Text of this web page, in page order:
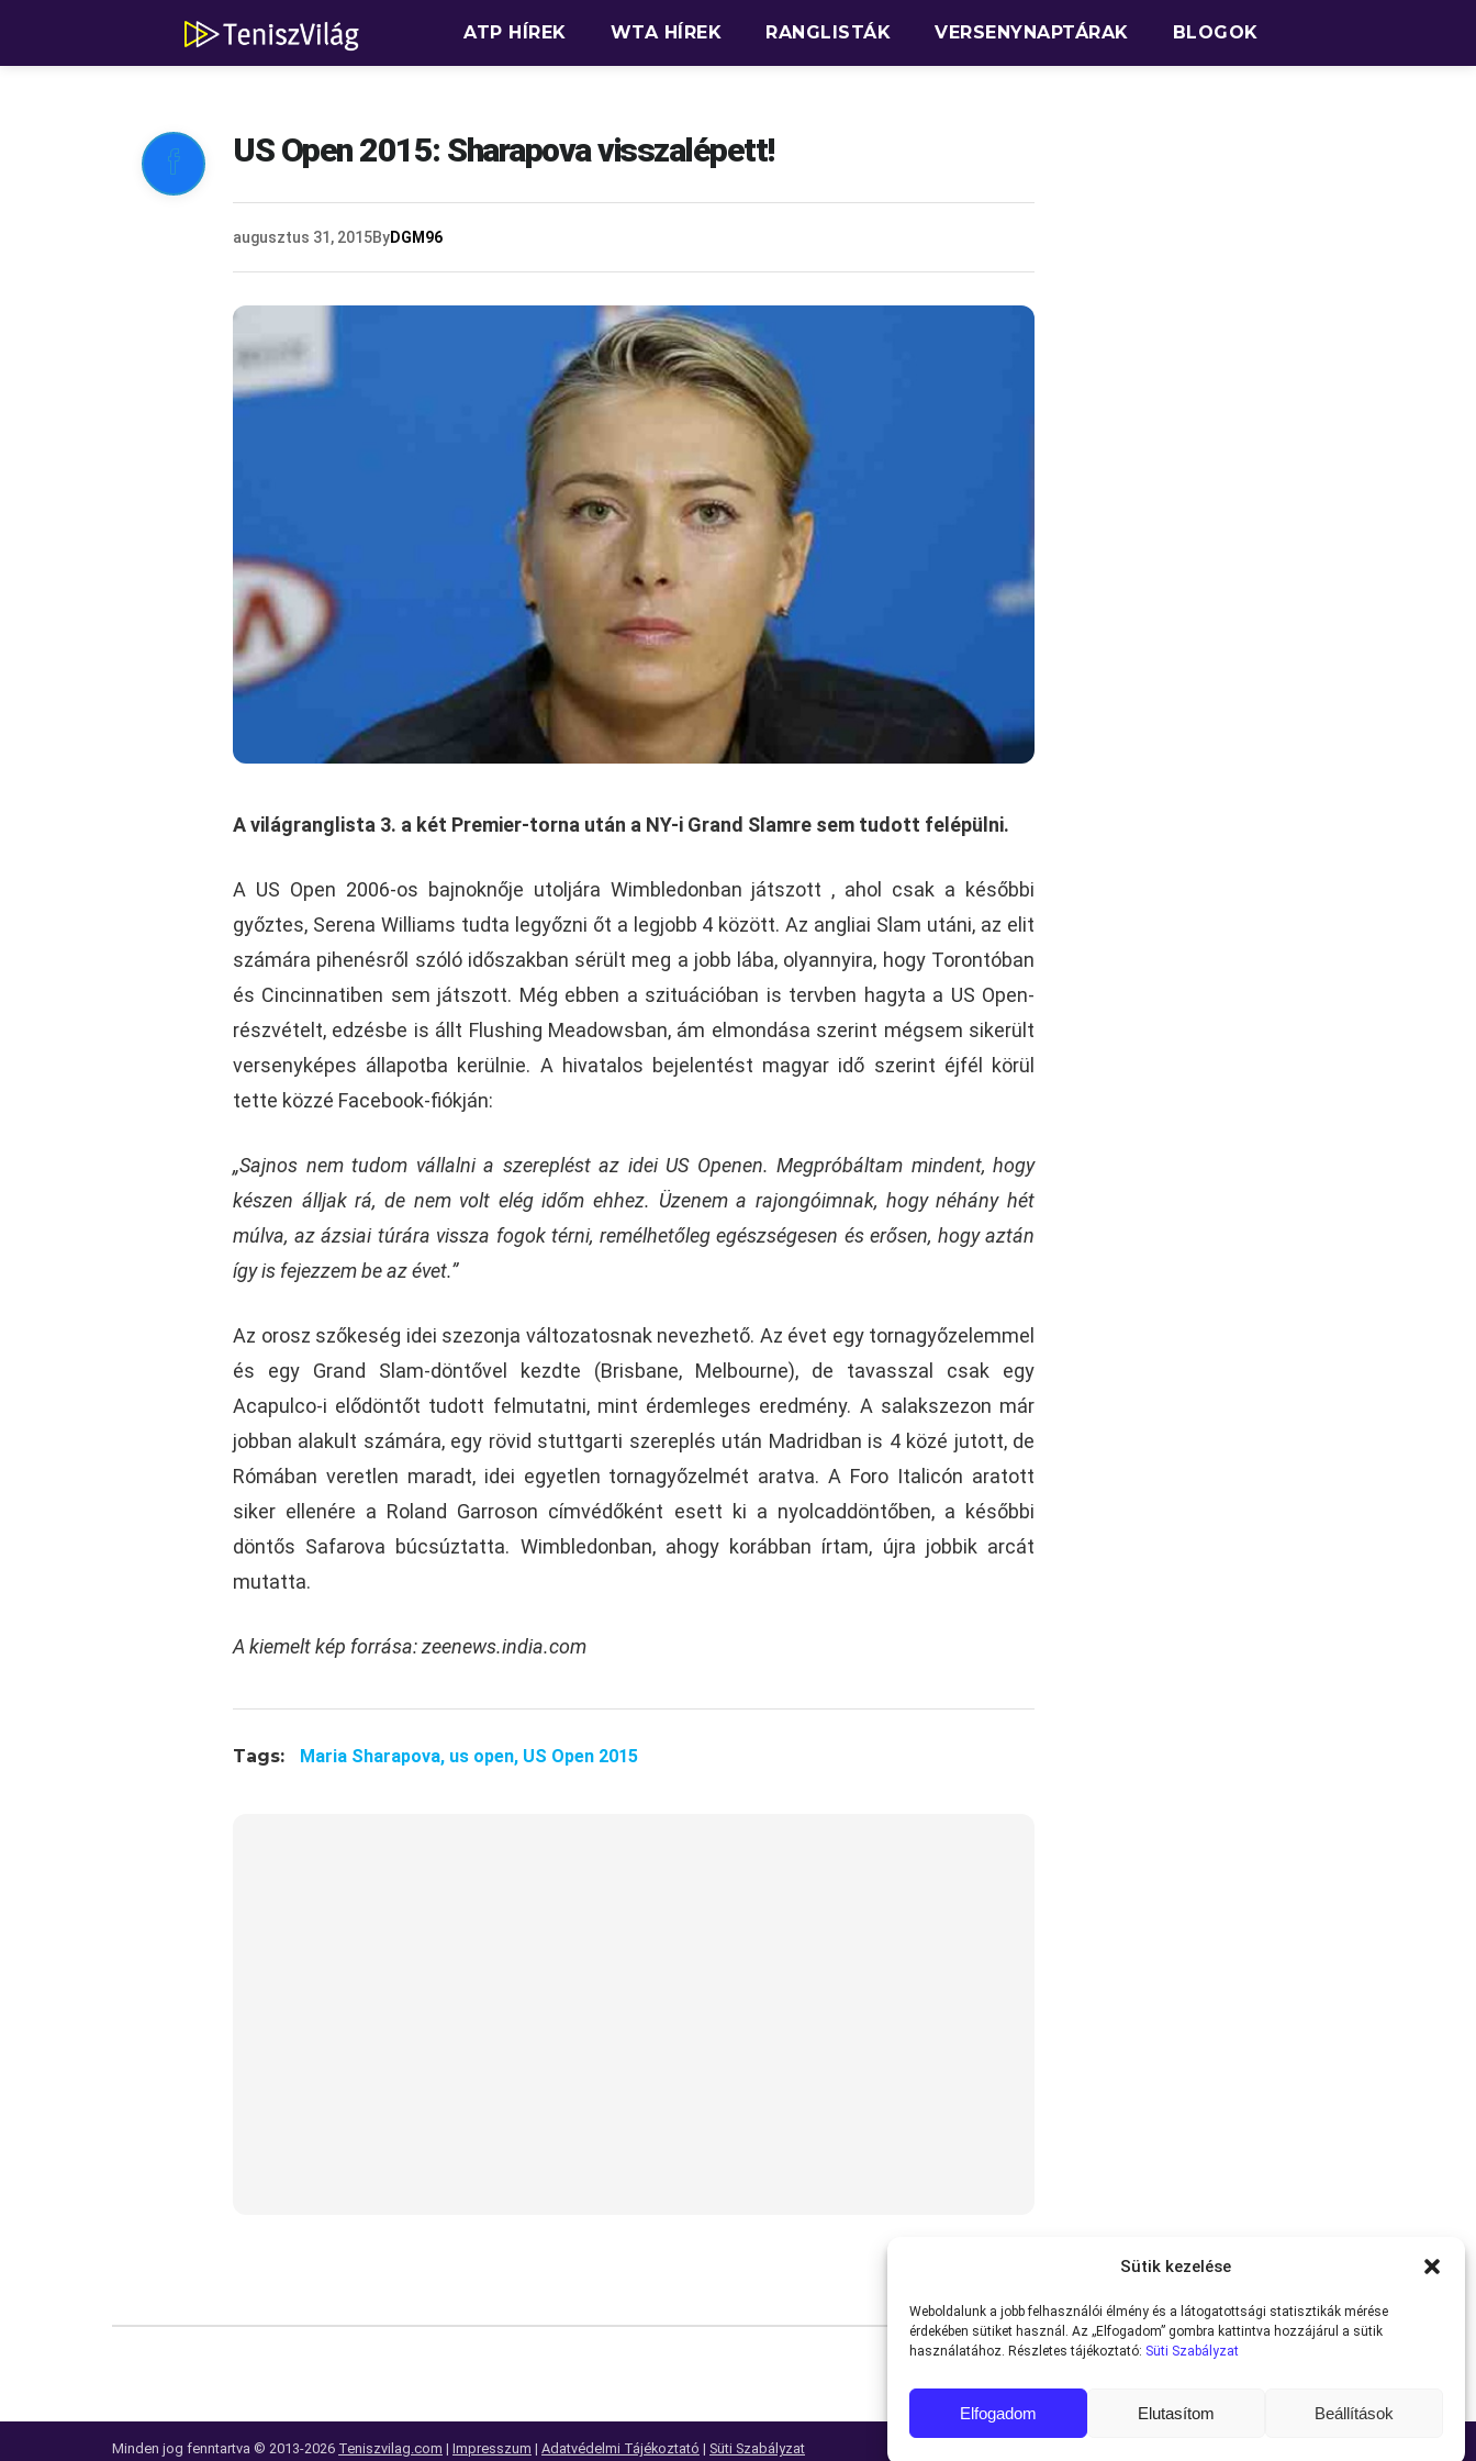
Sütik kezelése
Weboldalunk a jobb felhasználói élmény és a látogatottsági statisztikák mérése
érdekében sütiket használ. Az „Elfogadom” gombra kattintva hozzájárul a sütik
használatához. Részletes tájékoztató: Süti Szabályzat
Elfogadom Elutasítom Beállítások
ATP HÍREK WTA HÍREK RANGLISTÁK VERSENYNAPTÁRAK BLOGOK
 US Open 2015: Sharapova visszalépett!
augusztus 31, 2015ByDGM96
A világranglista 3. a két Premier-torna után a NY-i Grand Slamre sem tudott felépülni.
A US Open 2006-os bajnoknője utoljára Wimbledonban játszott , ahol csak a későbbi
győztes, Serena Williams tudta legyőzni őt a legjobb 4 között. Az angliai Slam utáni, az elit
számára pihenésről szóló időszakban sérült meg a jobb lába, olyannyira, hogy Torontóban
és Cincinnatiben sem játszott. Még ebben a szituációban is tervben hagyta a US Open-
részvételt, edzésbe is állt Flushing Meadowsban, ám elmondása szerint mégsem sikerült
versenyképes állapotba kerülnie. A hivatalos bejelentést magyar idő szerint éjfél körül
tette közzé Facebook-fiókján:
„Sajnos nem tudom vállalni a szereplést az idei US Openen. Megpróbáltam mindent, hogy
készen álljak rá, de nem volt elég időm ehhez. Üzenem a rajongóimnak, hogy néhány hét
múlva, az ázsiai túrára vissza fogok térni, remélhetőleg egészségesen és erősen, hogy aztán
így is fejezzem be az évet.”
Az orosz szőkeség idei szezonja változatosnak nevezhető. Az évet egy tornagyőzelemmel
és egy Grand Slam-döntővel kezdte (Brisbane, Melbourne), de tavasszal csak egy
Acapulco-i elődöntőt tudott felmutatni, mint érdemleges eredmény. A salakszezon már
jobban alakult számára, egy rövid stuttgarti szereplés után Madridban is 4 közé jutott, de
Rómában veretlen maradt, idei egyetlen tornagyőzelmét aratva. A Foro Italicón aratott
siker ellenére a Roland Garroson címvédőként esett ki a nyolcaddöntőben, a későbbi
döntős Safarova búcsúztatta. Wimbledonban, ahogy korábban írtam, újra jobbik arcát
mutatta.
A kiemelt kép forrása: zeenews.india.com
Tags: Maria Sharapova, us open, US Open 2015
Minden jog fenntartva © 2013-2026 Teniszvilag.com | Impresszum | Adatvédelmi Tájékoztató | Süti Szabályzat